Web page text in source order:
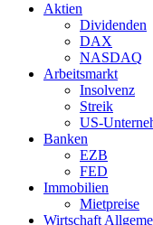
Aktien
Dividenden
DAX
NASDAQ
Arbeitsmarkt
Insolvenz
Streik
US-
Banken
EZB
FED
Immobilien
Mietpreise
Wirtschaft